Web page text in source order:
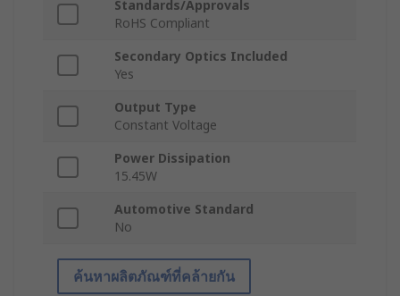
Standards/Approvals
RoHS Compliant
Secondary Optics Included
Yes
Output Type
Constant Voltage
Power Dissipation
15.45W
Automotive Standard
No
ค้นหาผลิตภัณฑ์ที่คล้ายกัน